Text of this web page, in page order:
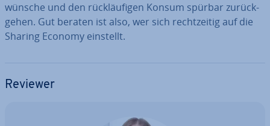
wün­sche und den rück­läu­fi­gen Konsum spürbar zu­rück­
ge­hen. Gut beraten ist also, wer sich recht­zei­tig auf die
Sharing Economy einstellt.
Reviewer